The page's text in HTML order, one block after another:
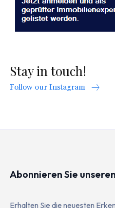
Stay in touch!
Follow our Instagram
Abonnieren Sie
Erhalten Sie die neuesten